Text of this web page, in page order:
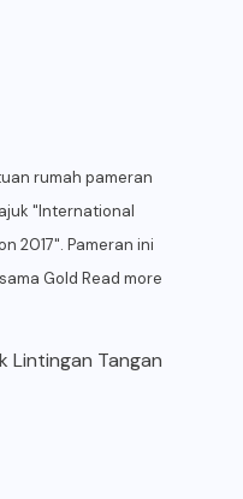
rumah pameran
"International
2017". Pameran ini
Gold Read more
Lintingan Tangan